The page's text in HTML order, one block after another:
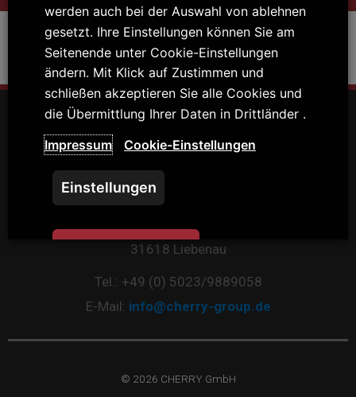
Register
[ultimatemember form_id=“5″]
31618 Liebenau
Tel.: +49 (0) 5023/9889058
E-Mail: info@cherry-group.de
© 2026 CHERRY GmbH
werden auch bei der Auswahl von ablehnen
gesetzt. Ihre Einstellungen können Sie am
Seitenende unter Cookie-Einstellungen
ändern. Mit Klick auf Zustimmen und
schließen akzeptieren Sie alle Cookies und
die Übermittlung Ihrer Daten in Drittländer .
Impressum
Cookie-Einstellungen
Einstellungen
Zustimmen und